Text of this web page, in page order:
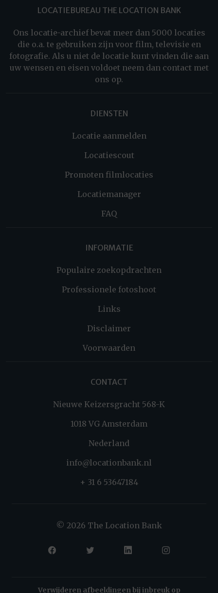
LOCATIEBUREAU THE LOCATION BANK
Ons locatie-archief bevat meer dan 5000 locaties
die o.a. te gebruiken zijn voor film, televisie en
fotografie. Als u niet de locatie kunt vinden die aan
uw wensen en eisen voldoet neem dan contact met
ons op.
DIENSTEN
Locatie aanmelden
Locatiescout
Promoten filmlocaties
Locatiemanager
FAQ
INFORMATIE
Populaire zoekopdrachten
Professionele fotoshoot
Links
Disclaimer
Voorwaarden
CONTACT
Nieuwe Keizersgracht 568-K
1018 VG Amsterdam
Nederland
info@locationbank.nl
+ 31 6 53647184
© 2026 The Location Bank
Verwijderen afbeeldingen bij inbreuk op